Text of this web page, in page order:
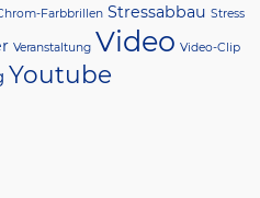
Farbbrillen Stressabbau Stress
Veranstaltung Video Video-Clip
Youtube